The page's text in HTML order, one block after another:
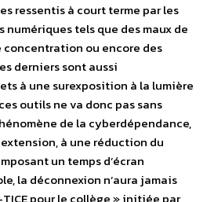
ressentis à court terme par les
numériques tels que des maux de
concentration ou encore des
derniers sont aussi
à une surexposition à la lumière
outils ne va donc pas sans
de la cyberdépendance,
à une réduction du
un temps d’écran
la déconnexion n’aura jamais